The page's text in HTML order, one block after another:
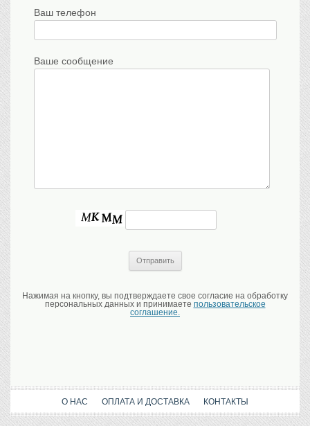
Ваш телефон
Ваше сообщение
Нажимая на кнопку, вы подтверждаете свое согласие на обработку
персональных данных и принимаете пользовательское
соглашение.
О НАС ОПЛАТА И ДОСТАВКА КОНТАКТЫ